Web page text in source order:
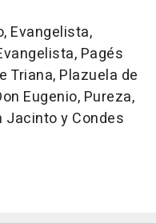
Evangelista,
Pagés
Triana, Plazuela de
Eugenio, Pureza,
Jacinto y Condes